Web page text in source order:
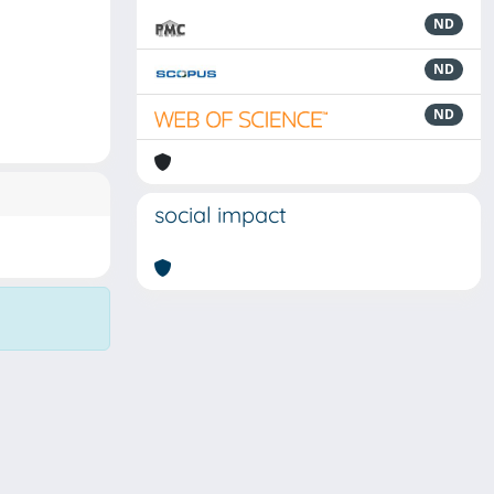
ND
ND
ND
social impact